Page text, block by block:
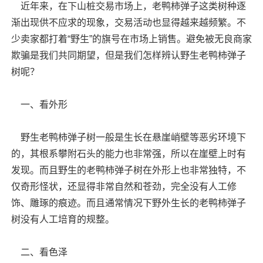
近年来，在下山桩交易市场上，老鸭柿弹子这类树种逐
渐出现供不应求的现象，交易活动也显得越来越频繁。不
少卖家都打着“野生”的旗号在市场上销售。避免被无良商家
欺骗是我们共同期望，但是我们怎样辨认野生老鸭柿弹子
树呢？
一、看外形
野生老鸭柿弹子树一般是生长在悬崖峭壁等恶劣环境下
的，其根系攀附石头的能力也非常强，所以在崖壁上时有
发现。而且野生的老鸭柿弹子树在外形上也非常独特，不
仅奇形怪状，还显得非常自然和苍劲，完全没有人工修
饰、雕琢的痕迹。而且通常情况下野外生长的老鸭柿弹子
树没有人工培育的规整。
二、看色泽